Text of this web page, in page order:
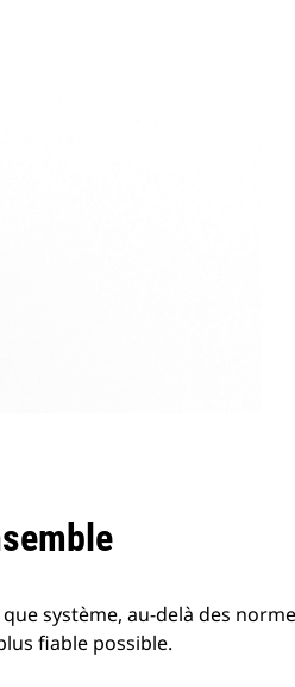
système, au-delà des
fiable possible.